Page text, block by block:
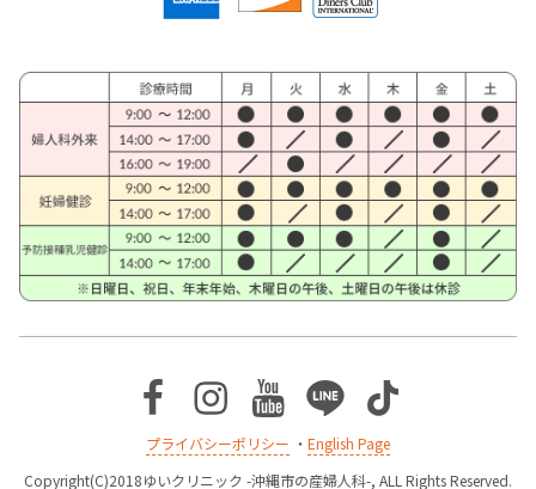
Facebook
Instagram
Youtube
LineTikTok
プライバシーポリシー ・ English Page
Copyright(C)2018ゆいクリニック -沖縄市の産婦人科-, ALL Rights Reserved.